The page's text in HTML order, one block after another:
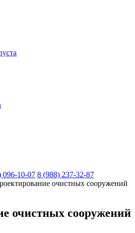
096-10-07 8 (988) 237-32-87
очистных сооружений
очистных сооружений